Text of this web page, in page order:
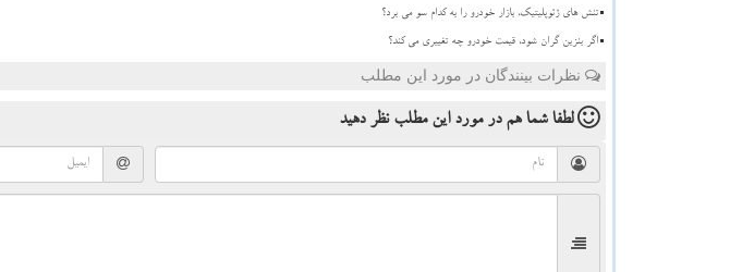
تنش های ژئوپلیتیک، بازار خودرو را به کدام سو می برد؟
اگر بنزین گران شود، قیمت خودرو چه تغییری می کند؟
نظرات بینندگان در مورد این مطلب
لطفا شما همدر مورد این مطلب نظر دهید